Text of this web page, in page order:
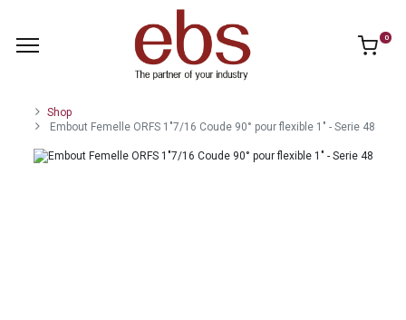
0
Shop
Embout Femelle ORFS 1"7/16 Coude 90° pour flexible 1" - Serie 48